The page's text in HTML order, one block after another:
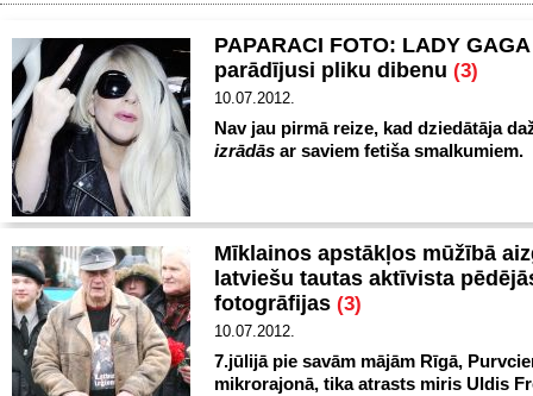
PAPARACI FOTO: LADY
parādījusi pliku dibenu (3)
10.07.2012.
Nav jau pirmā reize, kad dziedātāja
izrādās ar saviem fetiša smalkumiem.
Mīklainos apstākļos mūžībā
latviešu tautas aktīvista
fotogrāfijas (3)
10.07.2012.
7.jūlijā pie savām mājām Rīgā,
mikrorajonā, tika atrasts miris Uldis